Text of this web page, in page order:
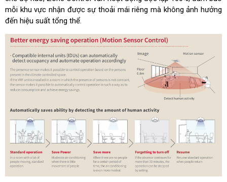
mỗi khu vực nhận được sự thoải mái riêng mà không ảnh hưởng
đến hiệu suất tổng thể.